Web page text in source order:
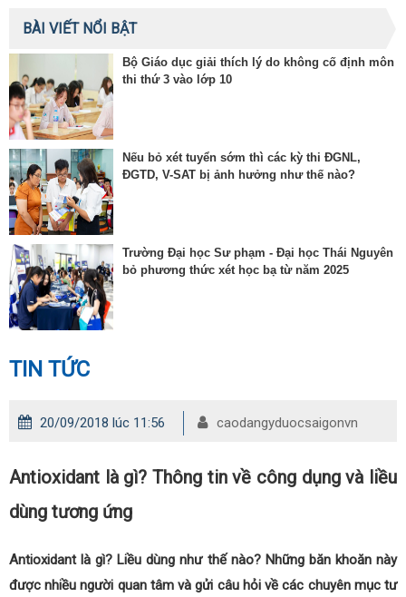
BÀI VIẾT NỔI BẬT
Bộ Giáo dục giải thích lý do không cố định môn
thi thứ 3 vào lớp 10
Nếu bỏ xét tuyển sớm thì các kỳ thi ĐGNL,
ĐGTD, V-SAT bị ảnh hưởng như thế nào?
Trường Đại học Sư phạm - Đại học Thái Nguyên
bỏ phương thức xét học bạ từ năm 2025
TIN TỨC
20/09/2018 lúc 11:56 caodangyduocsaigonvn
Antioxidant là gì? Thông tin về công dụng và liều
dùng tương ứng
Antioxidant là gì? Liều dùng như thế nào? Những băn khoăn này
được nhiều người quan tâm và gửi câu hỏi về các chuyên mục tư